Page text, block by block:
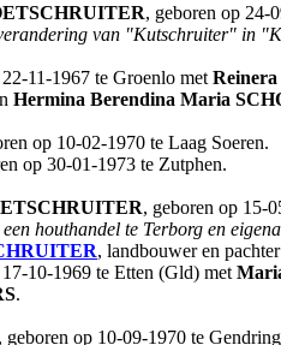
, geboren op 24-
van "Kutschruiter" in
11-1967 te Groenlo met
Hermina Berendina Maria
op 10-02-1970 te Laag Soeren.
op 30-01-1973 te Zutphen.
, geboren op 15-
houthandel te Terborg en
, landbouwer en
10-1969 te Etten (Gld) met
.
, geboren op 10-09-1970 te